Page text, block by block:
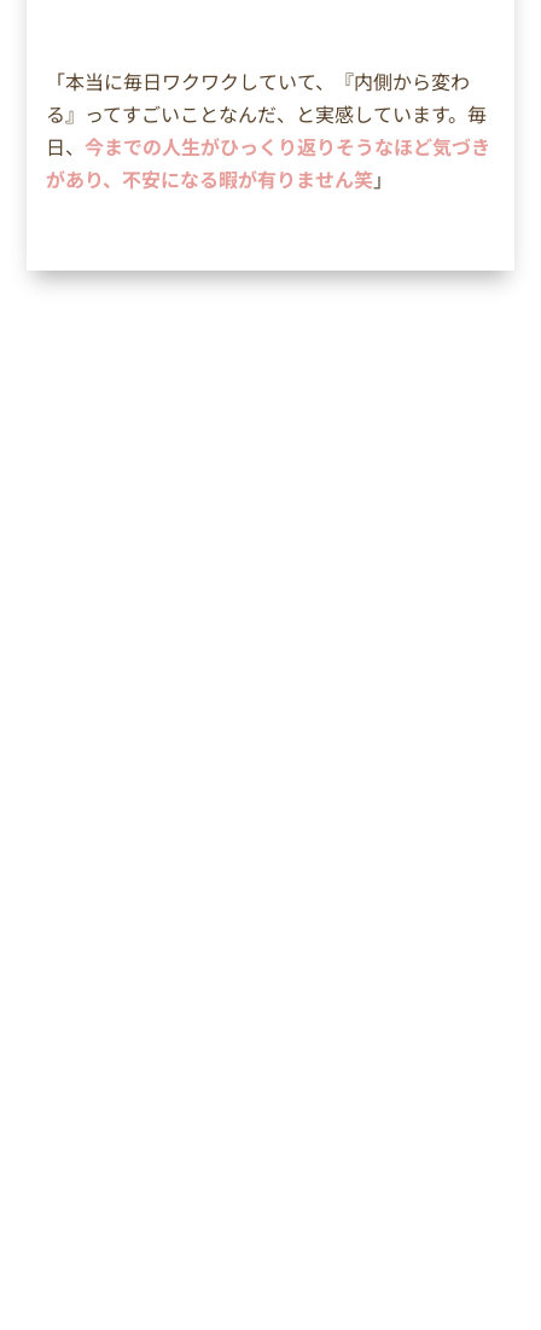
「本当に毎日ワクワクしていて、『内側から変わ
る』ってすごいことなんだ、と実感しています。毎
日、今までの人生がひっくり返りそうなほど気づき
があり、不安になる暇が有りません笑」